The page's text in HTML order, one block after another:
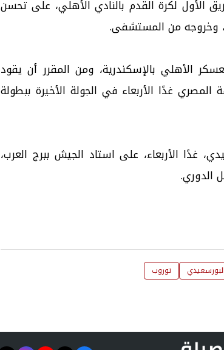
الأول لكرة القدم بالنادي الأهلي، على تحسن
وخروجه من المستشفى.
الأهلي بالإسكندرية، ومن المقرر أن يقود
غدًا الأربعاء في الجولة الأخيرة ببطولة
غدًا الأربعاء، على استاد الجيش ببرج العرب،
الدوري.
توروب